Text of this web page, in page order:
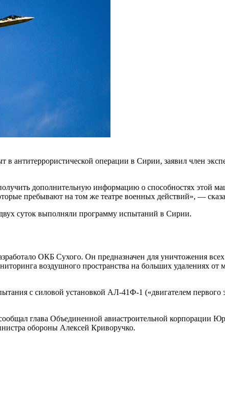
антитеррористической операции в Сирии, заявил член
дополнительную информацию о способностях этой
пребывают на том же театре военных действий», —
суток выполняли программу испытаний в Сирии.
ОКБ Сухого. Он предназначен для уничтожения
воздушного пространства на больших удалениях от
с силовой установкой АЛ-41Ф-1 («двигателем
глава Объединенной авиастроительной корпорации
обороны Алексей Криворучко.